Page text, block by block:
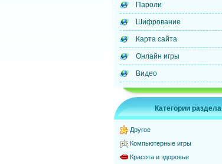
Пароли
Шифрование
Карта сайта
Онлайн игры
Видео
Категории раздела
Другое
Компьютерные игры
Красота и здоровье